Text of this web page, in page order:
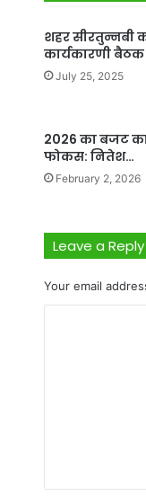
शहर सीरतुन्नबी
कार्यकारणी
July 25, 2025
2026 का बजट
फोकस: नितेश…
February 2, 2026
Leave a Reply
Your email